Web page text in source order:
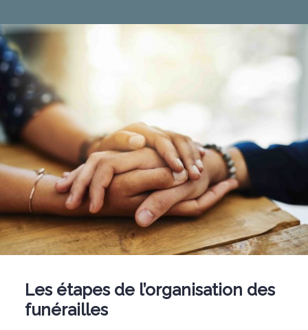
Les étapes de l’organisation des
funérailles